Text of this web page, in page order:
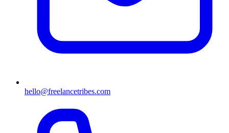
hello@freelancetribes.com